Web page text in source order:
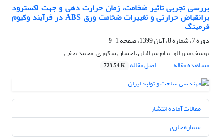
بررسی تجربی تاثیر ضخامت، زمان حرارت دهی و جهت اکسترود
برانقباض حرارتی و تغییرات ضخامت ورق ABS در فرآیند وکیوم
فرمینگ
دوره 7، شماره 8، آبان 1399، صفحه
1-9
یوسف میرزالو، پیام سرائیان، احسان شکوری، محمد نجفی
مشاهده مقاله
اصل مقاله 728.54 K
مقالات آماده انتشار
شماره جاری